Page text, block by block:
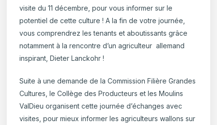
visite du 11 décembre, pour vous informer sur le
potentiel de cette culture ! A la fin de votre journée,
vous comprendrez les tenants et aboutissants grâce
notamment à la rencontre d’un agriculteur allemand
inspirant, Dieter Lanckohr !
Suite à une demande de la Commission Filière Grandes
Cultures, le Collège des Producteurs et les Moulins
ValDieu organisent cette journée d’échanges avec
visites, pour mieux informer les agriculteurs wallons sur